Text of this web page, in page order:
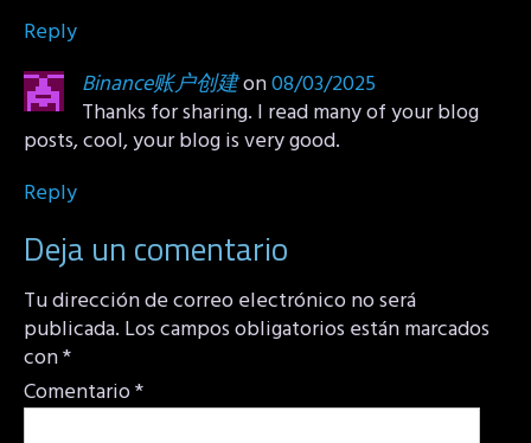
Reply
Binance账户创建on08/03/2025
Thanks for sharing. I read many of your blog
posts, cool, your blog is very good.
Reply
Deja un comentario
Tu dirección de correo electrónico no será
publicada. Los campos obligatorios están marcados
con*
Comentario*